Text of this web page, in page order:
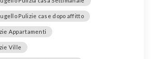
Pulizie case dopo affitto
Appartamenti
Ville